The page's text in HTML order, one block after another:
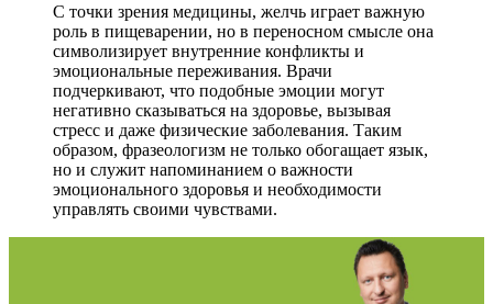
С точки зрения медицины, желчь играет важную
роль в пищеварении, но в переносном смысле она
символизирует внутренние конфликты и
эмоциональные переживания. Врачи
подчеркивают, что подобные эмоции могут
негативно сказываться на здоровье, вызывая
стресс и даже физические заболевания. Таким
образом, фразеологизм не только обогащает язык,
но и служит напоминанием о важности
эмоционального здоровья и необходимости
управлять своими чувствами.